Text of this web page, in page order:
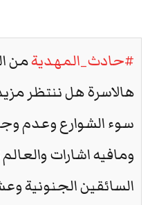
#حادث_المهديةمن
هالاسرة هل ننتظر
سوء الشوارع وعدم
ومافيه اشارات
السائقين الجنونية